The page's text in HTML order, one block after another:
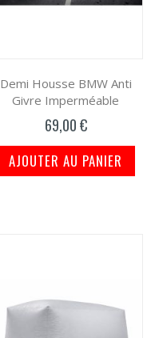
Demi Housse BMW Anti
Givre Imperméable
69,00 €
AJOUTER AU PANIER